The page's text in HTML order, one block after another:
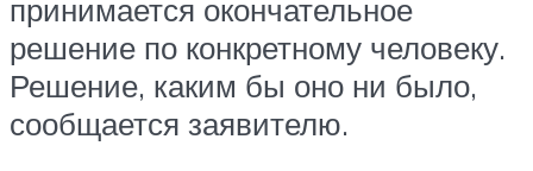
принимается окончательное
решение по конкретному человеку.
Решение, каким бы оно ни было,
сообщается заявителю.